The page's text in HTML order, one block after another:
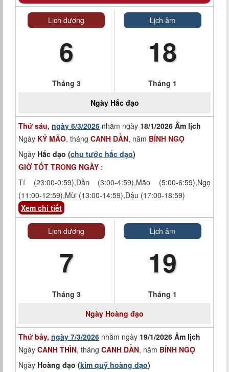
Lịch dương
6
Tháng 3
Lịch âm
18
Tháng 1
Ngày Hắc đạo
Thứ sáu, ngày 6/3/2026 nhằm ngày 18/1/2026 Âm lịch
Ngày KỶ MÃO, tháng CANH DẦN, năm BÍNH NGỌ
Ngày Hắc đạo (chu tước hắc đạo)
GIỜ TỐT TRONG NGÀY :
Tí (23:00-0:59),Dần (3:00-4:59),Mão (5:00-6:59),Ngọ
(11:00-12:59),Mùi (13:00-14:59),Dậu (17:00-18:59)
Xem chi tiết
Lịch dương
7
Tháng 3
Lịch âm
19
Tháng 1
Ngày Hoàng đạo
Thứ bảy, ngày 7/3/2026 nhằm ngày 19/1/2026 Âm lịch
Ngày CANH THÌN, tháng CANH DẦN, năm BÍNH NGỌ
Ngày Hoàng đạo (kim quỹ hoàng đạo)